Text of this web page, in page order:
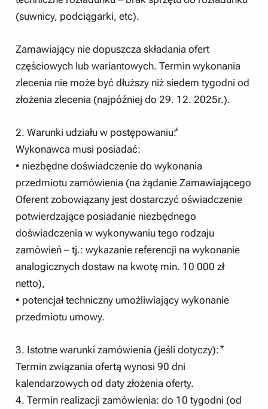
(suwnicy, podciągarki, etc).
Zamawiający nie dopuszcza składania ofert
częściowych lub wariantowych. Termin wykonania
zlecenia nie może być dłuższy niż siedem tygodni od
złożenia zlecenia (najpóźniej do 29. 12. 2025r.).
2. Warunki udziału w postępowaniu:⃰
Wykonawca musi posiadać:
• niezbędne doświadczenie do wykonania
przedmiotu zamówienia (na żądanie Zamawiającego
Oferent zobowiązany jest dostarczyć oświadczenie
potwierdzające posiadanie niezbędnego
doświadczenia w wykonywaniu tego rodzaju
zamówień – tj.: wykazanie referencji na wykonanie
analogicznych dostaw na kwotę min. 10 000 zł
netto),
• potencjał techniczny umożliwiający wykonanie
przedmiotu umowy.
3. Istotne warunki zamówienia (jeśli dotyczy): ⃰
Termin związania ofertą wynosi 90 dni
kalendarzowych od daty złożenia oferty.
4. Termin realizacji zamówienia: do 10 tygodni (od